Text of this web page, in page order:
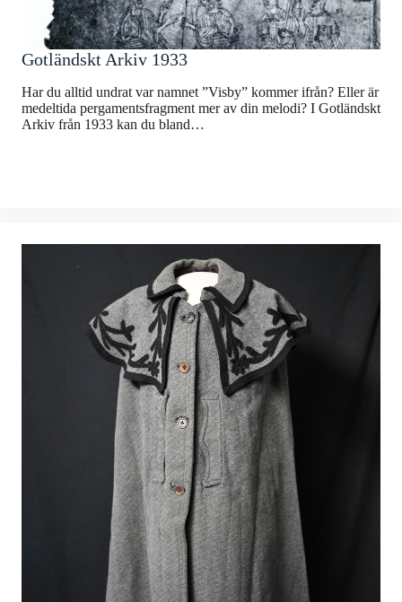
Gotländskt Arkiv 1933
Har du alltid undrat var namnet ”Visby” kommer ifrån? Eller är
medeltida pergamentsfragment mer av din melodi? I Gotländskt
Arkiv från 1933 kan du bland…